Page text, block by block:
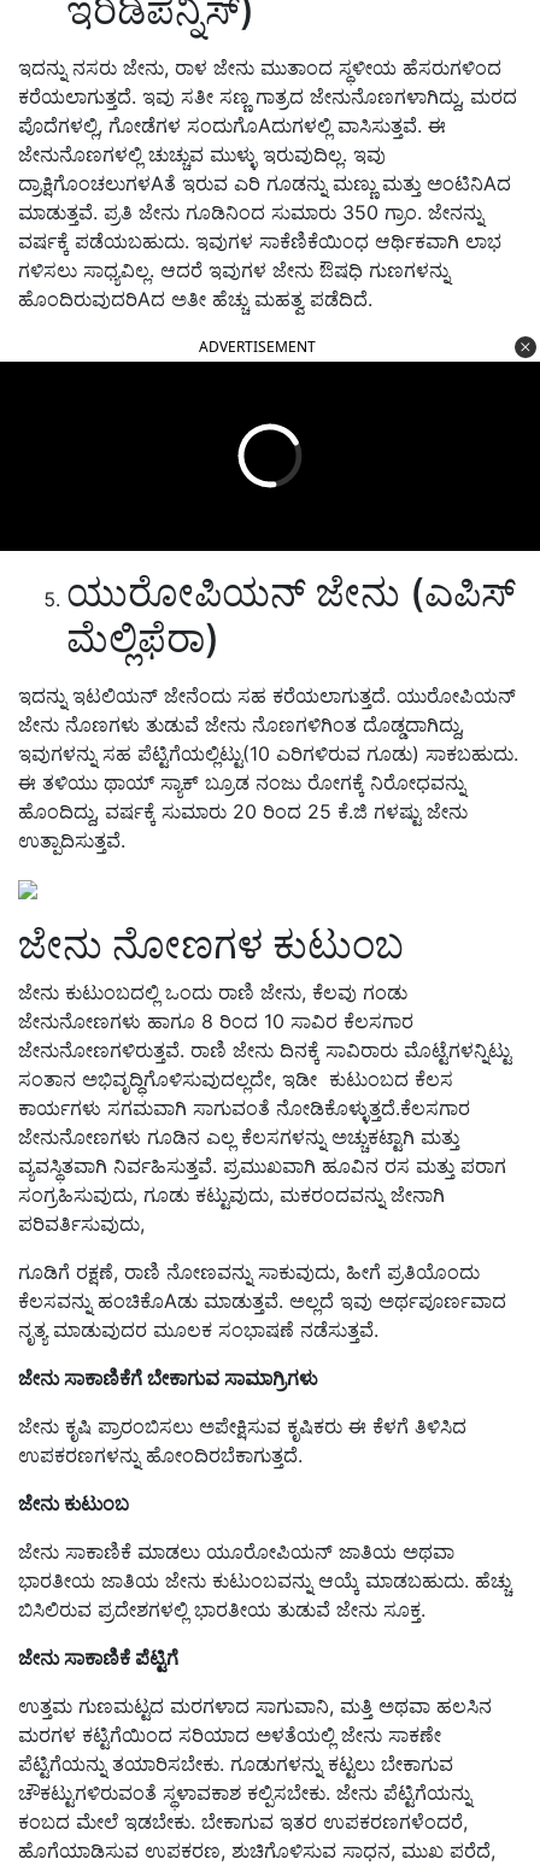
ಇರಿಡಿಪೆನ್ನಿಸ್)
ಇದನ್ನು ನಸರು ಜೇನು, ರಾಳ ಜೇನು ಮುತಾಂದ ಸ್ಥಳೀಯ ಹೆಸರುಗಳಿಂದ
ಕರೆಯಲಾಗುತ್ತದೆ. ಇವು ಸತೀ ಸಣ್ಣ ಗಾತ್ರದ ಜೇನುನೊಣಗಳಾಗಿದ್ದು, ಮರದ
ಪೊದೆಗಳಲ್ಲಿ, ಗೋಡೆಗಳ ಸಂದುಗೊAದುಗಳಲ್ಲಿ ವಾಸಿಸುತ್ತವೆ. ಈ
ಜೇನುನೊಣಗಳಲ್ಲಿ ಚುಚ್ಚುವ ಮುಳ್ಳು ಇರುವುದಿಲ್ಲ. ಇವು
ದ್ರಾಕ್ಷಿಗೊಂಚಲುಗಳAತೆ ಇರುವ ಎರಿ ಗೂಡನ್ನು ಮಣ್ಣು ಮತ್ತು ಅಂಟಿನಿAದ
ಮಾಡುತ್ತವೆ. ಪ್ರತಿ ಜೇನು ಗೂಡಿನಿಂದ ಸುಮಾರು 350 ಗ್ರಾಂ. ಜೇನನ್ನು
ವರ್ಷಕ್ಕೆ ಪಡೆಯಬಹುದು. ಇವುಗಳ ಸಾಕೆಣಿಕೆಯಿಂಧ ಆರ್ಥಿಕವಾಗಿ ಲಾಭ
ಗಳಿಸಲು ಸಾಧ್ಯವಿಲ್ಲ. ಆದರೆ ಇವುಗಳ ಜೇನು ಔಷಧಿ ಗುಣಗಳನ್ನು
ಹೊಂದಿರುವುದರಿAದ ಅತೀ ಹೆಚ್ಚು ಮಹತ್ವ ಪಡೆದಿದೆ.
ADVERTISEMENT
ಯುರೋಪಿಯನ್ ಜೇನು (ಎಪಿಸ್
ಮೆಲ್ಲಿಫೆರಾ)
ಇದನ್ನು ಇಟಲಿಯನ್ ಜೇನೆಂದು ಸಹ ಕರೆಯಲಾಗುತ್ತದೆ. ಯುರೋಪಿಯನ್
ಜೇನು ನೊಣಗಳು ತುಡುವೆ ಜೇನು ನೊಣಗಳಿಗಿಂತ ದೊಡ್ಡದಾಗಿದ್ದು,
ಇವುಗಳನ್ನು ಸಹ ಪೆಟ್ಟಿಗೆಯಲ್ಲಿಟ್ಟು(10 ಎರಿಗಳಿರುವ ಗೂಡು) ಸಾಕಬಹುದು.
ಈ ತಳಿಯು ಥಾಯ್ ಸ್ಯಾಕ್ ಬ್ರೂಡ ನಂಜು ರೋಗಕ್ಕೆ ನಿರೋಧವನ್ನು
ಹೊಂದಿದ್ದು, ವರ್ಷಕ್ಕೆ ಸುಮಾರು 20 ರಿಂದ 25 ಕೆ.ಜಿ ಗಳಷ್ಟು ಜೇನು
ಉತ್ಪಾದಿಸುತ್ತವೆ.
ಜೇನು ನೋಣಗಳ ಕುಟುಂಬ
ಜೇನು ಕುಟುಂಬದಲ್ಲಿ ಒಂದು ರಾಣಿ ಜೇನು, ಕೆಲವು ಗಂಡು
ಜೇನುನೋಣಗಳು ಹಾಗೂ 8 ರಿಂದ 10 ಸಾವಿರ ಕೆಲಸಗಾರ
ಜೇನುನೋಣಗಳಿರುತ್ತವೆ. ರಾಣಿ ಜೇನು ದಿನಕ್ಕೆ ಸಾವಿರಾರು ಮೊಟ್ಟೆಗಳನ್ನಿಟ್ಟು
ಸಂತಾನ ಅಭಿವೃದ್ಧಿಗೊಳಿಸುವುದಲ್ಲದೇ, ಇಡೀ ಕುಟುಂಬದ ಕೆಲಸ
ಕಾರ್ಯಗಳು ಸಗಮವಾಗಿ ಸಾಗುವಂತೆ ನೋಡಿಕೊಳ್ಳುತ್ತದೆ.ಕೆಲಸಗಾರ
ಜೇನುನೋಣಗಳು ಗೂಡಿನ ಎಲ್ಲ ಕೆಲಸಗಳನ್ನು ಅಚ್ಚುಕಟ್ಟಾಗಿ ಮತ್ತು
ವ್ಯವಸ್ಥಿತವಾಗಿ ನಿರ್ವಹಿಸುತ್ತವೆ. ಪ್ರಮುಖವಾಗಿ ಹೂವಿನ ರಸ ಮತ್ತು ಪರಾಗ
ಸಂಗ್ರಹಿಸುವುದು, ಗೂಡು ಕಟ್ಟುವುದು, ಮಕರಂದವನ್ನು ಜೇನಾಗಿ
ಪರಿವರ್ತಿಸುವುದು,
ಗೂಡಿಗೆ ರಕ್ಷಣೆ, ರಾಣಿ ನೋಣವನ್ನು ಸಾಕುವುದು, ಹೀಗೆ ಪ್ರತಿಯೊಂದು
ಕೆಲಸವನ್ನು ಹಂಚಿಕೊAಡು ಮಾಡುತ್ತವೆ. ಅಲ್ಲದೆ ಇವು ಅರ್ಥಪೂರ್ಣವಾದ
ನೃತ್ಯ ಮಾಡುವುದರ ಮೂಲಕ ಸಂಭಾಷಣೆ ನಡೆಸುತ್ತವೆ.
ಜೇನು ಸಾಕಾಣಿಕೆಗೆ ಬೇಕಾಗುವ ಸಾಮಾಗ್ರಿಗಳು
ಜೇನು ಕೃಷಿ ಪ್ರಾರಂಬಿಸಲು ಅಪೇಕ್ಷಿಸುವ ಕೃಷಿಕರು ಈ ಕೆಳಗೆ ತಿಳಿಸಿದ
ಉಪಕರಣಗಳನ್ನು ಹೋಂದಿರಬೆಕಾಗುತ್ತದೆ.
ಜೇನು ಕುಟುಂಬ
ಜೇನು ಸಾಕಾಣಿಕೆ ಮಾಡಲು ಯೂರೋಪಿಯನ್ ಜಾತಿಯ ಅಥವಾ
ಭಾರತೀಯ ಜಾತಿಯ ಜೇನು ಕುಟುಂಬವನ್ನು ಆಯ್ಕೆ ಮಾಡಬಹುದು. ಹೆಚ್ಚು
ಬಿಸಿಲಿರುವ ಪ್ರದೇಶಗಳಲ್ಲಿ ಭಾರತೀಯ ತುಡುವೆ ಜೇನು ಸೂಕ್ತ.
ಜೇನು ಸಾಕಾಣಿಕೆ ಪೆಟ್ಟಿಗೆ
ಉತ್ತಮ ಗುಣಮಟ್ಟದ ಮರಗಳಾದ ಸಾಗುವಾನಿ, ಮತ್ತಿ ಅಥವಾ ಹಲಸಿನ
ಮರಗಳ ಕಟ್ಟಿಗೆಯಿಂದ ಸರಿಯಾದ ಅಳತೆಯಲ್ಲಿ ಜೇನು ಸಾಕಣೇ
ಪೆಟ್ಟಿಗೆಯನ್ನು ತಯಾರಿಸಬೇಕು. ಗೂಡುಗಳನ್ನು ಕಟ್ಟಲು ಬೇಕಾಗುವ
ಚೌಕಟ್ಟುಗಳಿರುವಂತೆ ಸ್ಥಳಾವಕಾಶ ಕಲ್ಪಿಸಬೇಕು. ಜೇನು ಪೆಟ್ಟಿಗೆಯನ್ನು
ಕಂಬದ ಮೇಲೆ ಇಡಬೇಕು. ಬೇಕಾಗುವ ಇತರ ಉಪಕರಣಗಳೆಂದರೆ,
ಹೊಗೆಯಾಡಿಸುವ ಉಪಕರಣ, ಶುಚಿಗೊಳಿಸುವ ಸಾಧನ, ಮುಖ ಪರೆದೆ,